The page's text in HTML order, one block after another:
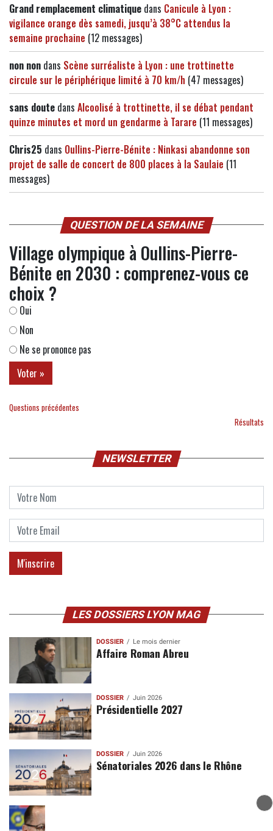
Grand remplacement climatique dans Canicule à Lyon :
vigilance orange dès samedi, jusqu’à 38°C attendus la
semaine prochaine (12 messages)
non non dans Scène surréaliste à Lyon : une trottinette
circule sur le périphérique limité à 70 km/h (47 messages)
sans doute dans Alcoolisé à trottinette, il se débat pendant
quinze minutes et mord un gendarme à Tarare (11 messages)
Chris25 dans Oullins-Pierre-Bénite : Ninkasi abandonne son
projet de salle de concert de 800 places à la Saulaie (11
messages)
QUESTION DE LA SEMAINE
Village olympique à Oullins-Pierre-
Bénite en 2030 : comprenez-vous ce
choix ?
Oui
Non
Ne se prononce pas
Questions précédentes
Résultats
NEWSLETTER
LES DOSSIERS LYON MAG
DOSSIER Le mois dernier
Affaire Roman Abreu
DOSSIER Juin 2026
Présidentielle 2027
DOSSIER Juin 2026
Sénatoriales 2026 dans le Rhône